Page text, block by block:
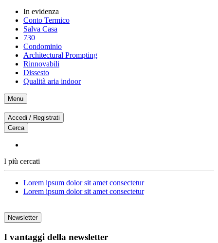
In evidenza
Conto Termico
Salva Casa
730
Condominio
Architectural Prompting
Rinnovabili
Dissesto
Qualità aria indoor
Menu
Accedi / Registrati
Cerca
I più cercati
Lorem ipsum dolor sit amet consectetur
Lorem ipsum dolor sit amet consectetur
Newsletter
I vantaggi della newsletter